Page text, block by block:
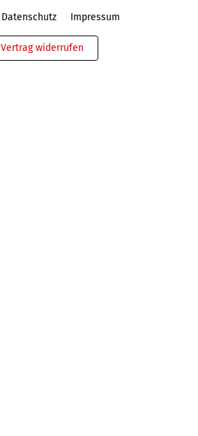
Datenschutz Impressum
Vertrag widerrufen